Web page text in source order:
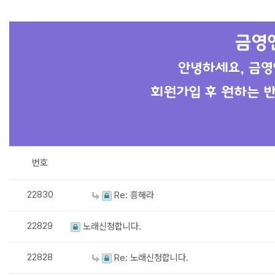
번호
22830 Re: 흥해라
22829 노래신청합니다.
22828 Re: 노래신청합니다.